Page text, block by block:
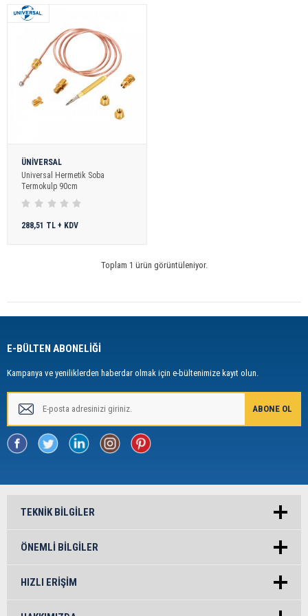
Termokulp
yedek parçalarını kullanım ağınıza sunuyor.
Online Yedek Parça
ile uygun ve kaliteli ürünlere ulaşabilirsiniz.
ÜNİVERSAL
Universal Hermetik Soba
Termokulp 90cm
288,51 TL + KDV
Toplam 1 ürün görüntüleniyor.
E-BÜLTEN ABONELİĞİ
Kampanya ve yeniliklerden haberdar olmak için e-bültenimize kayıt olun.
TEKNIK BILGILER
ÖNEMLI BILGILER
HIZLI ERIŞIM